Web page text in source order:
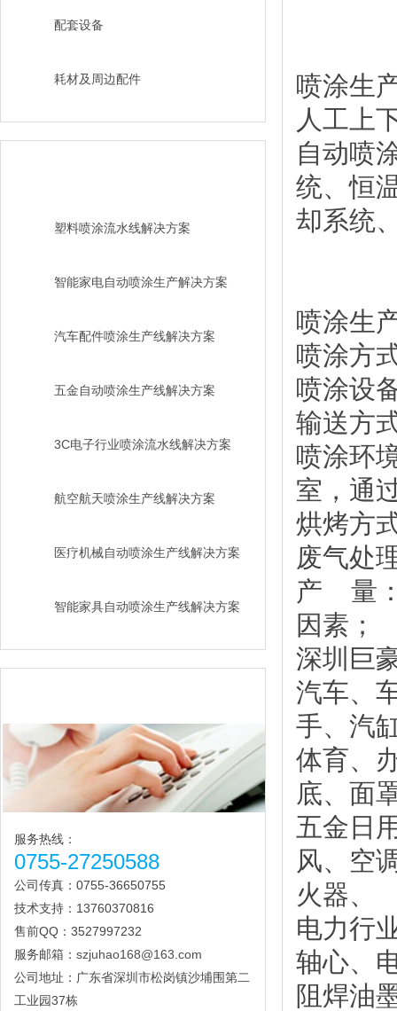
配套设备
耗材及周边配件
塑料喷涂流水线解决方案
智能家电自动喷涂生产解决方案
汽车配件喷涂生产线解决方案
五金自动喷涂生产线解决方案
3C电子行业喷涂流水线解决方案
航空航天喷涂生产线解决方案
医疗机械自动喷涂生产线解决方案
智能家具自动喷涂生产线解决方案
服务热线：
0755-27250588
公司传真：0755-36650755
技术支持：13760370816
售前QQ：3527997232
服务邮箱： szjuhao168@163.com
公司地址：广东省深圳市松岗镇沙埔围第二
工业园37栋
喷涂生
人工上
自动喷
统、恒
却系统
喷涂生
喷涂方
喷涂设
输送方
喷涂环
室，通
烘烤方
废气处
产 量：
因素；
深圳巨
汽车、
手、汽
体育、
底、面
五金日
风、空
火器、
电力行
轴心、
阻焊油